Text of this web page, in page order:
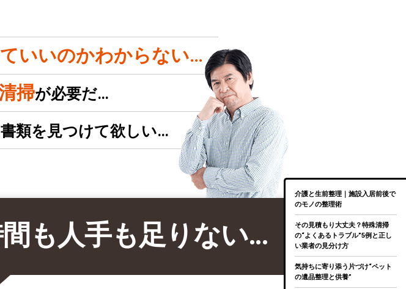
いいのかわからない…
掃が必要だ…
類を見つけて欲しい…
も人手も足りない…
介護と生前整理｜施設入居前後で
のモノの整理術
その見積もり大丈夫？特殊清掃
の“よくあるトラブル”5例と正し
い業者の見分け方
気持ちに寄り添う片づけ“ペット
の遺品整理と供養”